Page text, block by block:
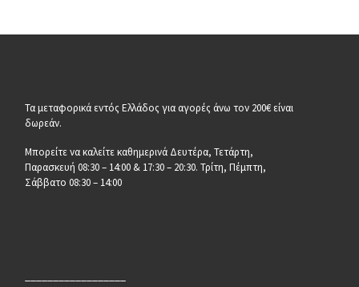
Τα μεταφορικά εντός Ελλάδος για αγορές άνω τον 200€ είναι
δωρεάν.
Μπορείτε να καλείτε καθημερινά Δευτέρα, Τετάρτη,
Παρασκευή 08:30 – 14:00 & 17:30 – 20:30. Τρίτη, Πέμπτη,
Σάββατο 08:30 – 14:00